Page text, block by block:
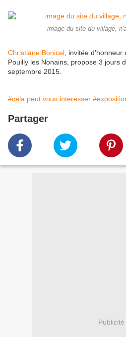
image du site du village,
Christiane Bonicel , invitée
Pouilly les Nonains, propose 3 jours
septembre 2015.
#cela peut vous interesser
Partager
Publicité